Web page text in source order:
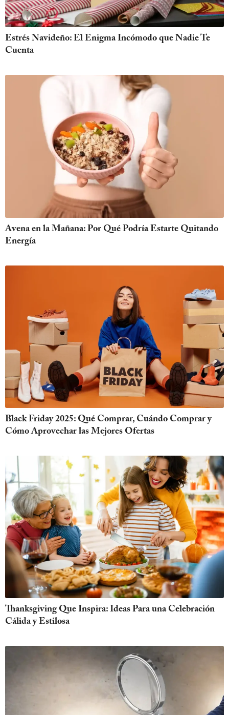
Estrés Navideño: El Enigma Incómodo que Nadie Te
Cuenta
Avena en la Mañana: Por Qué Podría Estarte Quitando
Energía
Black Friday 2025: Qué Comprar, Cuándo Comprar y
Cómo Aprovechar las Mejores Ofertas
Thanksgiving Que Inspira: Ideas Para una Celebración
Cálida y Estilosa